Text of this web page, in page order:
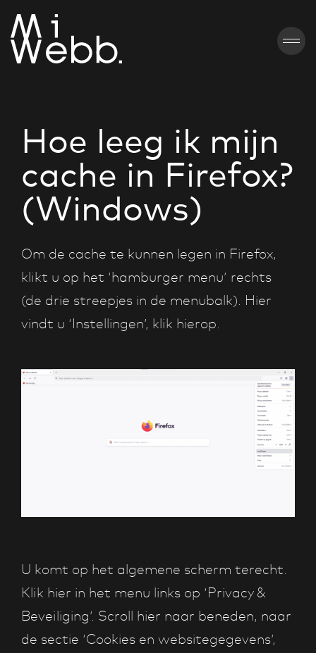
Hoe leeg ik mijn
cache in Firefox?
(Windows)
Om de cache te kunnen legen in Firefox,
klikt u op het ‘hamburger menu’ rechts
(de drie streepjes in de menubalk). Hier
vindt u ‘Instellingen’, klik hierop.
U komt op het algemene scherm terecht.
Klik hier in het menu links op ‘Privacy &
Beveiliging’. Scroll hier naar beneden, naar
de sectie ‘Cookies en websitegegevens’,